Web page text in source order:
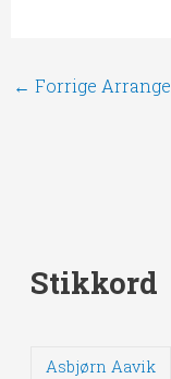
← Forrige
Stikkord
Asbjørn Aavik